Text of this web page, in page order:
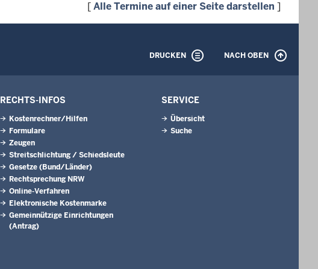
[Alle Termine auf einer Seite darstellen ]
DRUCKEN NACH OBEN
RECHTS-INFOS
Kostenrechner/Hilfen
Formulare
Zeugen
Streitschlichtung / Schiedsleute
Gesetze (Bund/Länder)
Rechtsprechung NRW
Online-Verfahren
Elektronische Kostenmarke
Gemeinnützige Einrichtungen
(Antrag)
SERVICE
Übersicht
Suche